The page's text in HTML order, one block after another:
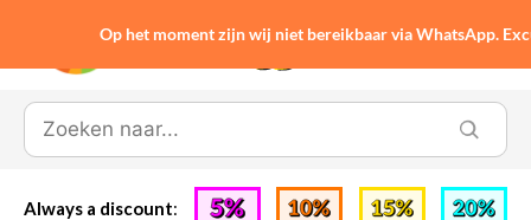
Always a discount:
Op het moment zijn wij niet bereikbaar via WhatsApp.